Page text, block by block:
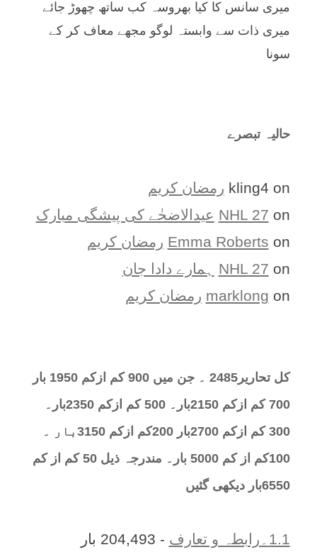
میری سانس کا کیا بھروسہ کب ساتھ چھوڑ جائے
میری ذات سے وابستہ لوگو مجھے معاف کر کے
سونا
حالیہ تبصرے
kling4 on
رمضان کریم
NHL 27 on
عیدالاضحٰے کی پیشگی مبارک
Emma Roberts on
رمضان کریم
NHL 27 on
ہمارے دادا جان
marklong on رمضان کریم
کل تحارير2485 ۔ جن میں 900 کم ازکم 1950 بار
700 کم ازکم 2150بار۔ 500 کم ازکم 2350بار۔
300 کم ازکم 2700بار 200کم ازکم 3150بار ۔
100کم از کم 5000 بار۔ مندرجہ ذیل 50 کم از کم
6550بار دیکھی گئیں
1.1۔رابطہ و تعارف
- 204,493 بار